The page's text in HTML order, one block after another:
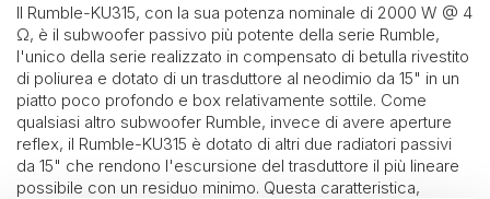
Il Rumble-KU315, con la sua potenza nominale di 2000 W @ 4
Ω, è il subwoofer passivo più potente della serie Rumble,
l'unico della serie realizzato in compensato di betulla rivestito
di poliurea e dotato di un trasduttore al neodimio da 15" in un
piatto poco profondo e box relativamente sottile. Come
qualsiasi altro subwoofer Rumble, invece di avere aperture
reflex, il Rumble-KU315 è dotato di altri due radiatori passivi
da 15" che rendono l'escursione del trasduttore il più lineare
possibile con un residuo minimo. Questa caratteristica,